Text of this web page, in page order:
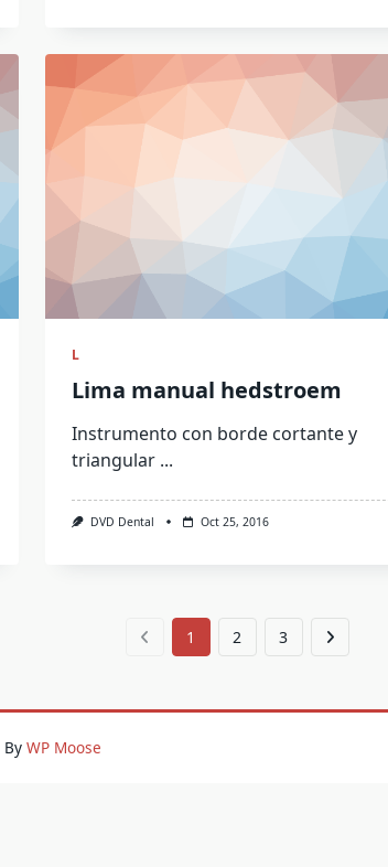
L
Lima manual hedstroem
Instrumento con borde cortante y
triangular ...
DVD Dental Oct 25, 2016
1 2 3
By WP Moose